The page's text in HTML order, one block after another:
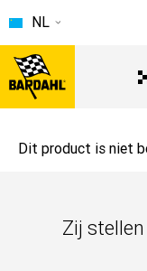
NL
Dit product is niet
Zij